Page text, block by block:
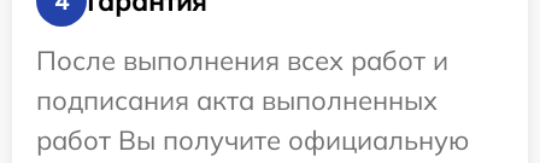
После выполнения всех работ и
подписания акта выполненных
работ Вы получите официальную